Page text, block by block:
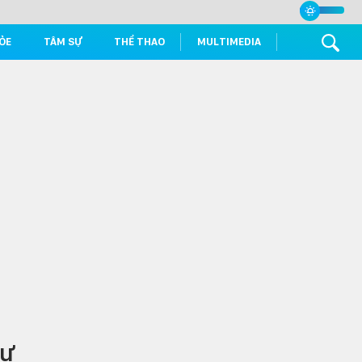
TÂM SỰ THỂ THAO MULTIMEDIA